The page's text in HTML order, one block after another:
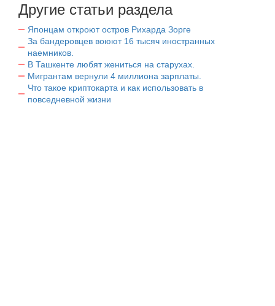
Другие статьи раздела
Японцам откроют остров Рихарда Зорге
За бандеровцев воюют 16 тысяч иностранных
наемников.
В Ташкенте любят жениться на старухах.
Мигрантам вернули 4 миллиона зарплаты.
Что такое криптокарта и как использовать в
повседневной жизни